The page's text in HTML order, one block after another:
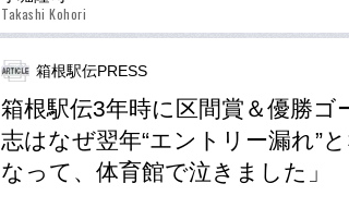
Takashi Kohori
箱根駅伝PRESS
箱根駅伝3年時に区間賞＆優勝ゴ
志はなぜ翌年“エントリー漏れ”
なって、体育館で泣きました」